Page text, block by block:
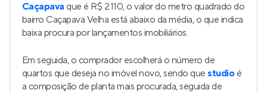
Caçapava que é R$ 2.110, o valor do metro quadrado do
bairro Caçapava Velha está abaixo da média, o que indica
baixa procura por lançamentos imobiliários.
Em seguida, o comprador escolherá o número de
quartos que deseja no imóvel novo, sendo questudioé
a composição de planta mais procurada, seguida de